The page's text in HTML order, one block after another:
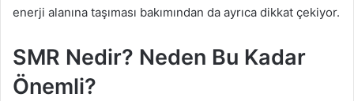
enerji alanına taşıması bakımından da ayrıca dikkat çekiyor.
SMR Nedir? Neden Bu Kadar
Önemli?